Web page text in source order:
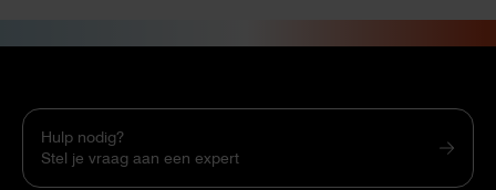
Hulp nodig?
Stel je vraag aan een expert